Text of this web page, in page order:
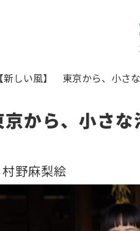
【新しい風】 東京から、小さ
から、小さな
野麻梨絵